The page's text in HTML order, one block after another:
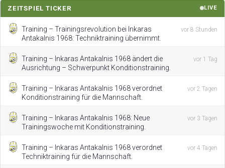
ZEITSPIEL TICKER LIVE
Training – Trainingsrevolution bei Inkaras
Antakalnis 1968: Techniktraining übernimmt.
vor 8 Stunden
Training – Inkaras Antakalnis 1968 ändert die
Ausrichtung – Schwerpunkt Konditionstraining.
vor 1 Tag
Training – Inkaras Antakalnis 1968 verordnet
Konditionstraining für die Mannschaft.
vor 2 Tagen
Training – Inkaras Antakalnis 1968: Neue
Trainingswoche mit Konditionstraining.
vor 3 Tagen
Training – Inkaras Antakalnis 1968 verordnet
Techniktraining für die Mannschaft.
vor 4 Tagen